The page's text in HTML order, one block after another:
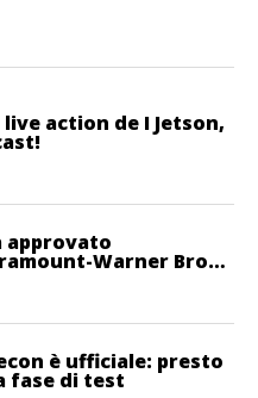
action de I Jetson,
approvato
Warner Bros
è ufficiale: presto
fase di test